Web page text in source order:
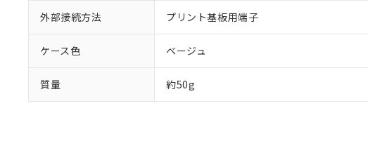
外部接続方法 プリント基板用端子
ケース色 ベージュ
質量 約50g